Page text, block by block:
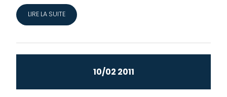
LIRE LA SUITE
10/02 2011